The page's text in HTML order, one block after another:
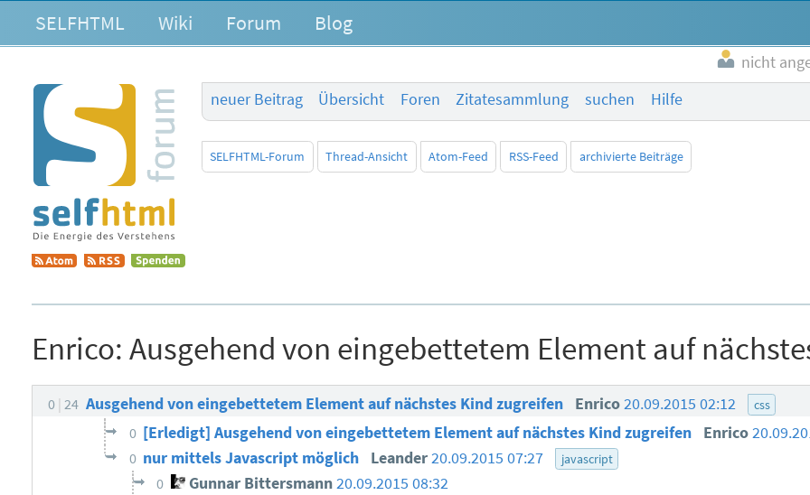
SELFHTML Wiki Forum Blog
nicht
neuer Beitrag
Übersicht Foren Zitatesammlung suchen Hilfe
SELFHTML-Forum Thread-Ansicht Atom-Feed RSS-Feed archivierte Beiträge
Enrico: Ausgehend von eingebettetem Element auf
0 24 Ausgehend von eingebettetem Element auf nächstes Kind zugreifen Enrico20.09.2015 02:12 css
0 [Erledigt] Ausgehend von eingebettetem Element auf nächstes Kind zugreifen Enrico
0 nur mittels Javascript möglich Leander20.09.2015 07:27 javascript
0 Gunnar Bittersmann20.09.2015 08:32